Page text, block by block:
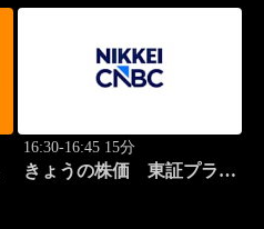
16:30-16:45 15分
きょうの株価 東証プライ